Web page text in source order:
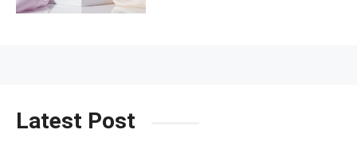
Latest Post